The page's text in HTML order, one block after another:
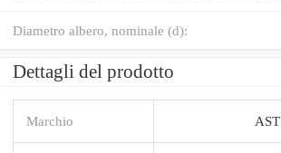
Diametro albero, nominale (d):
Dettagli del prodotto
Marchio AST